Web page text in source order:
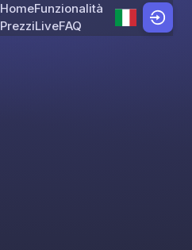
Skip to content
HomeFunzionalità
PrezziLiveFAQ